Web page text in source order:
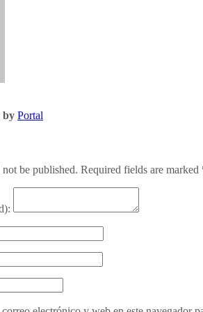
by Portal
be published. Required fields are marked